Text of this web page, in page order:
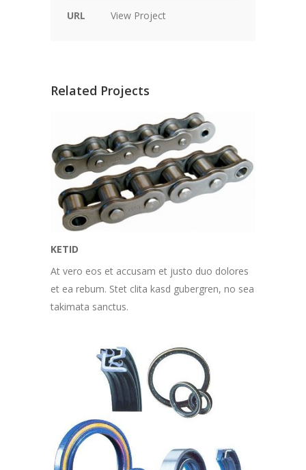
URL View Project
Related Projects
KETID
At vero eos et accusam et justo duo dolores
et ea rebum. Stet clita kasd gubergren, no sea
takimata sanctus.